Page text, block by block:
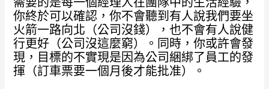
你終於可以確認，你不會聽到有人說我們要坐
火箭一路向北（公司沒錢），也不會有人說健
行更好（公司沒這麼窮）。同時，你或許會發
現，目標的不實現是因為公司綑綁了員工的發
揮（訂車票要一個月後才能批准）。